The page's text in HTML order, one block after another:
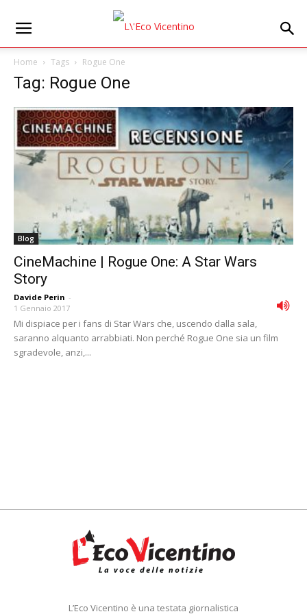
Home Tags Rogue One
Tag: Rogue One
Blog
CineMachine | Rogue One: A Star Wars
Story
Davide Perin -
1 Gennaio 2017
Mi dispiace per i fans di Star Wars che, uscendo dalla sala,
saranno alquanto arrabbiati. Non perché Rogue One sia un film
sgradevole, anzi,...
L’Eco Vicentino è una testata giornalistica